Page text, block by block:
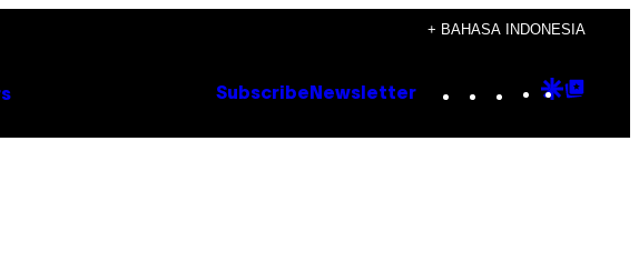
+ BAHASA INDONESIA
Subscribe Newsletter Instagram
TikTok
YouTube
Google